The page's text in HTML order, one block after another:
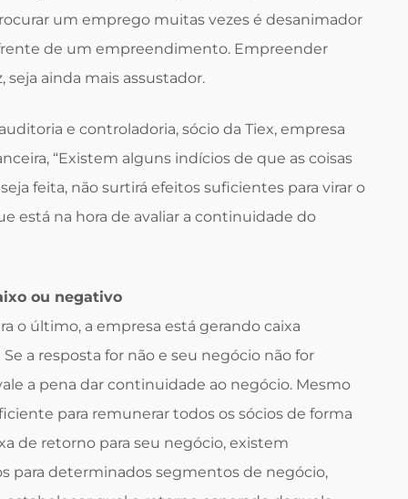
um emprego muitas vezes é desanimador
de um empreendimento. Empreender
ainda mais assustador.
e controladoria, sócio da Tiex, empresa
“Existem alguns indícios de que as coisas
feita, não surtirá efeitos suficientes para virar o
está na hora de avaliar a continuidade do
ou negativo
o último, a empresa está gerando caixa
a resposta for não e seu negócio não for
a pena dar continuidade ao negócio. Mesmo
para remunerar todos os sócios de forma
de retorno para seu negócio, existem
para determinados segmentos de negócio,